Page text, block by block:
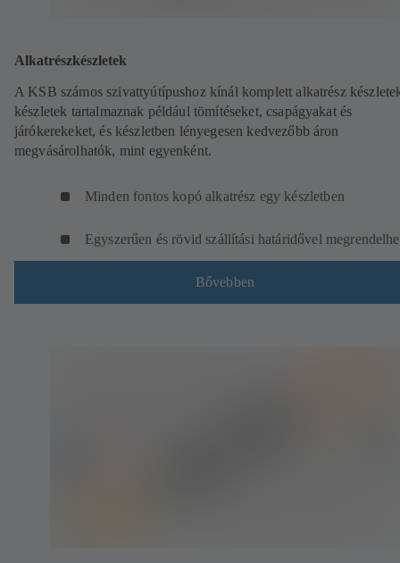
Alkatrészkészletek
A KSB számos szivattyútípushoz kínál komplett alkatrész
készletek tartalmaznak például tömítéseket, csapágyakat és
járókerekeket, és készletben lényegesen kedvezőbb áron
megvásárolhatók, mint egyenként.
Minden fontos kopó alkatrész egy készletben
Egyszerűen és rövid szállítási határidővel
Bővebben